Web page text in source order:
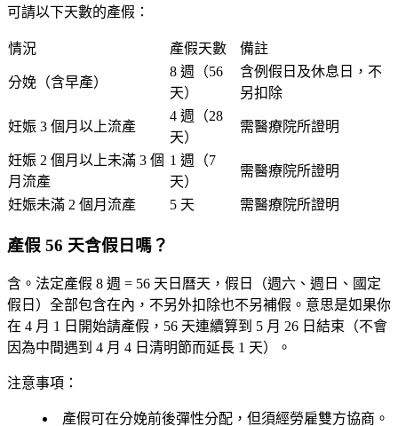
可請以下天數的產假：
情況 產假天數 備註
分娩（含早產）
8 週（56
天）
含例假日及休息日，不
另扣除
妊娠 3 個月以上流產
4 週（28
天）
需醫療院所證明
妊娠 2 個月以上未滿 3 個
月流產
1 週（7
天）
需醫療院所證明
妊娠未滿 2 個月流產 5 天 需醫療院所證明
產假 56 天含假日嗎？
含 。法定產假 8 週 = 56 天日曆天 ，假日（週六、週日、國定
假日）全部包含在內， 不另外扣除也不另補假 。意思是如果你
在 4 月 1 日開始請產假，56 天連續算到 5 月 26 日結束（不會
因為中間遇到 4 月 4 日清明節而延長 1 天）。
注意事項：
產假可在分娩前後彈性分配，但須經勞雇雙方協商。